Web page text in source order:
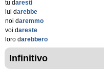
tu daresti
lui darebbe
noi daremmo
voi dareste
loro darebbero
Infinitivo